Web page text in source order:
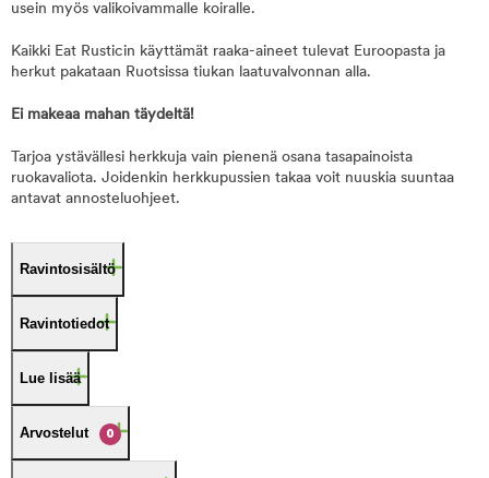
usein myös valikoivammalle koiralle.
Kaikki Eat Rusticin käyttämät raaka-aineet tulevat Euroopasta ja
herkut pakataan Ruotsissa tiukan laatuvalvonnan alla.
Ei makeaa mahan täydeltä!
Tarjoa ystävällesi herkkuja vain pienenä osana tasapainoista
ruokavaliota. Joidenkin herkkupussien takaa voit nuuskia suuntaa
antavat annosteluohjeet.
Ravintosisältö
Ravintotiedot
Lue lisää
Arvostelut 0